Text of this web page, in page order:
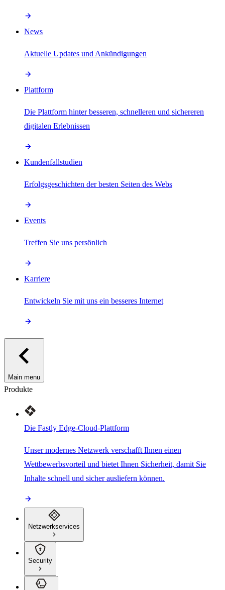
News
Aktuelle Updates und Ankündigungen
Plattform
Die Plattform hinter besseren, schnelleren und sichereren
digitalen Erlebnissen
Kundenfallstudien
Erfolgsgeschichten der besten Seiten des Webs
Events
Treffen Sie uns persönlich
Karriere
Entwickeln Sie mit uns ein besseres Internet
Main menu
Produkte
Die Fastly Edge-Cloud-Plattform
Unser modernes Netzwerk verschafft Ihnen einen
Wettbewerbsvorteil und bietet Ihnen Sicherheit, damit Sie
Inhalte schnell und sicher ausliefern können.
Netzwerkservices
Security